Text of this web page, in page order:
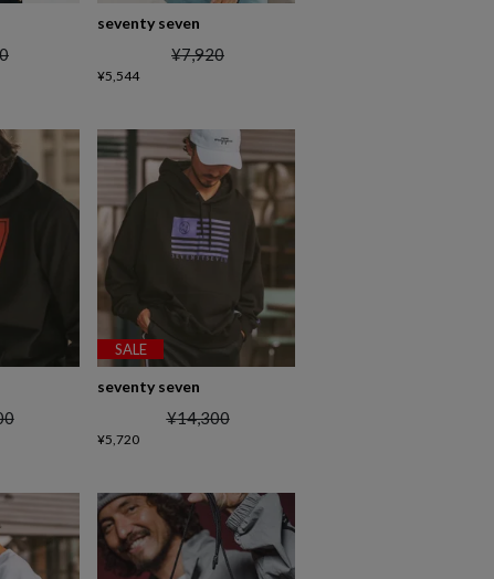
seventy seven
¥7,920
¥5,544
SALE
seventy seven
¥14,300
¥5,720